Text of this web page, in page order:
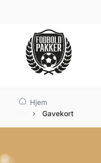
Hjem
Gavekort